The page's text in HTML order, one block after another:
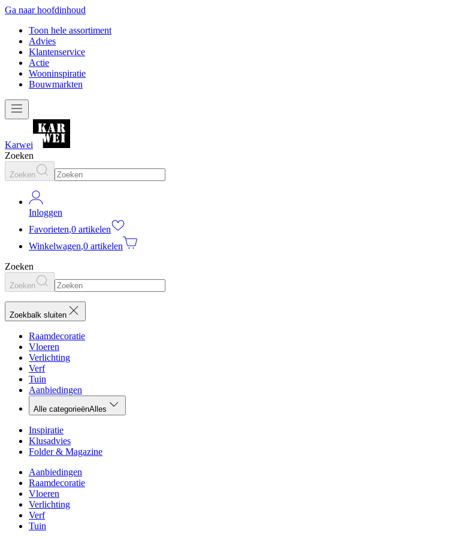
Ga naar hoofdinhoud
Toon hele assortiment
Advies
Klantenservice
Actie
Wooninspiratie
Bouwmarkten
Karwei
Zoeken
Zoeken
Inloggen
Favorieten,0 artikelen
Winkelwagen,0 artikelen
Zoeken
Zoeken
Zoekbalk sluiten
Raamdecoratie
Vloeren
Verlichting
Verf
Tuin
Aanbiedingen
Alle categorieënAlles
Inspiratie
Klusadvies
Folder & Magazine
Aanbiedingen
Raamdecoratie
Vloeren
Verlichting
Verf
Tuin